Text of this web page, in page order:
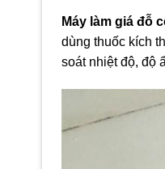
Máy làm giá đỗ
dùng thuốc kích
soát nhiệt độ, độ